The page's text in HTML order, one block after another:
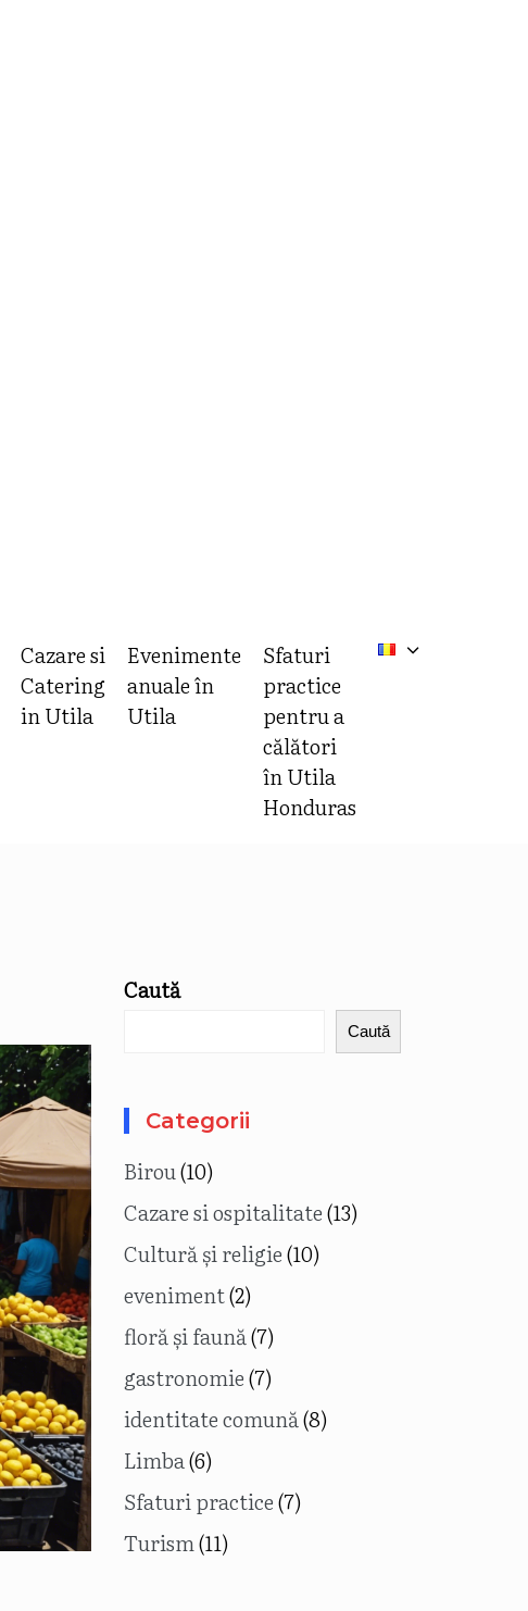
Cazare si
Catering
in Utila
Evenimente
anuale în
Utila
Sfaturi
practice
pentru a
călători
în Utila
Honduras
Caută
Caută
Categorii
Birou(10)
Cazare si ospitalitate(13)
Cultură și religie(10)
eveniment(2)
floră și faună(7)
gastronomie(7)
identitate comună(8)
Limba(6)
Sfaturi practice(7)
Turism(11)